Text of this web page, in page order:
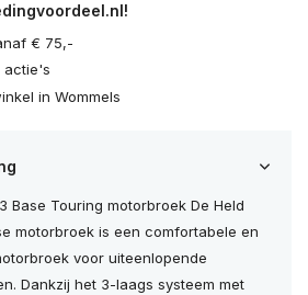
€ 75,-
actie's
in Wommels
Base Touring motorbroek De Held
motorbroek is een comfortabele en
voor uiteenlopende
Dankzij het 3-laags systeem met